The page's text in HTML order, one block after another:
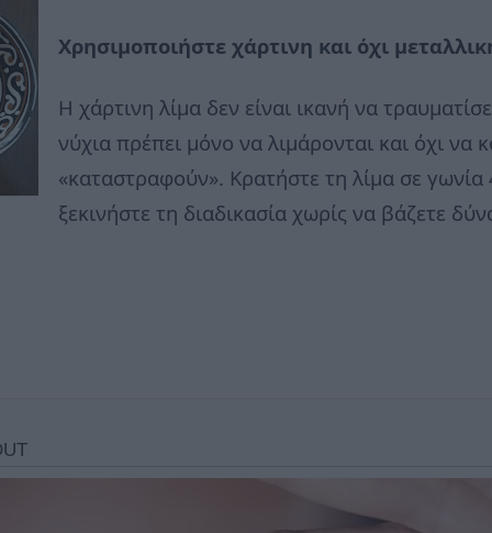
Χρησιμοποιήστε χάρτινη και όχι
Η χάρτινη λίμα δεν είναι ικανή να
νύχια πρέπει μόνο να λιμάρονται και όχι
«καταστραφούν». Κρατήστε τη λίμα σε γωνία
ξεκινήστε τη διαδικασία χωρίς να βάζετε